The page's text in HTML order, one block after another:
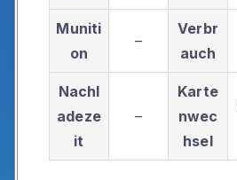
Muniti
on
–
Verbr
auch
Nachl
adeze
it
–
Karte
nwec
hsel